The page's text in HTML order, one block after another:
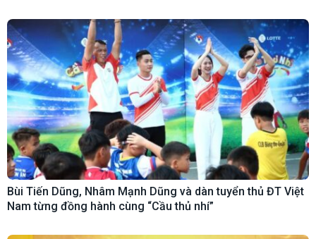
Bùi Tiến Dũng, Nhâm Mạnh Dũng và dàn tuyển thủ ĐT Việt
Nam từng đồng hành cùng “Cầu thủ nhí”